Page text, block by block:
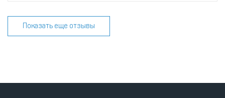
Показать еще отзывы